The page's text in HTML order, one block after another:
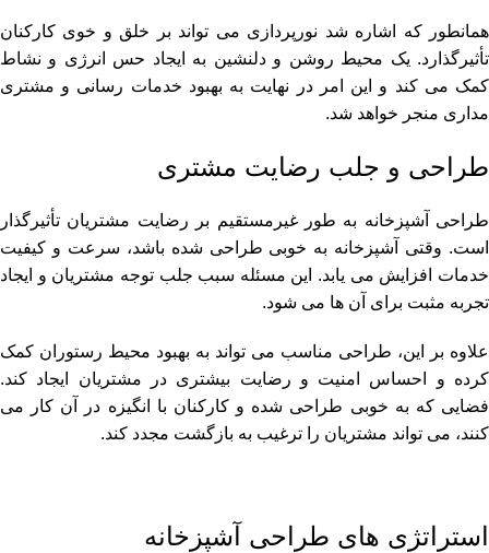
همانطور که اشاره شد نورپردازی می تواند بر خلق و خوی کارکنان
تأثیرگذارد. یک محیط روشن و دلنشین به ایجاد حس انرژی و نشاط
کمک می کند و این امر در نهایت به بهبود خدمات رسانی و مشتری
مداری منجر خواهد شد.
طراحی و جلب رضایت مشتری
طراحی آشپزخانه به طور غیرمستقیم بر رضایت مشتریان تأثیرگذار
است. وقتی آشپزخانه به خوبی طراحی شده باشد، سرعت و کیفیت
خدمات افزایش می یابد. این مسئله سبب جلب توجه مشتریان و ایجاد
تجربه مثبت برای آن ها می شود.
علاوه بر این، طراحی مناسب می تواند به بهبود محیط رستوران کمک
کرده و احساس امنیت و رضایت بیشتری در مشتریان ایجاد کند.
فضایی که به خوبی طراحی شده و کارکنان با انگیزه در آن کار می
کنند، می تواند مشتریان را ترغیب به بازگشت مجدد کند.
استراتژی های طراحی آشپزخانه